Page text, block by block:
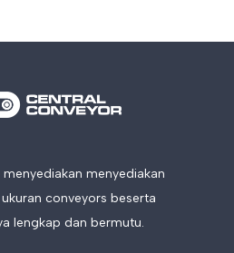
menyediakan
conveyors beserta
lengkap dan bermutu.